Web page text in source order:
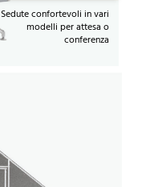
Sedute confortevoli in vari
modelli per attesa o
conferenza